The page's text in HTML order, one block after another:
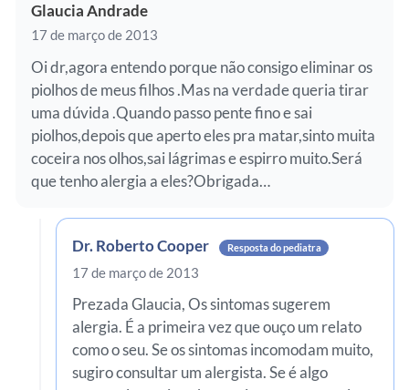
Glaucia Andrade
17 de março de 2013
Oi dr,agora entendo porque não consigo eliminar os
piolhos de meus filhos .Mas na verdade queria tirar
uma dúvida .Quando passo pente fino e sai
piolhos,depois que aperto eles pra matar,sinto muita
coceira nos olhos,sai lágrimas e espirro muito.Será
que tenho alergia a eles?Obrigada…
Dr. Roberto Cooper Resposta do pediatra
17 de março de 2013
Prezada Glaucia, Os sintomas sugerem
alergia. É a primeira vez que ouço um relato
como o seu. Se os sintomas incomodam muito,
sugiro consultar um alergista. Se é algo